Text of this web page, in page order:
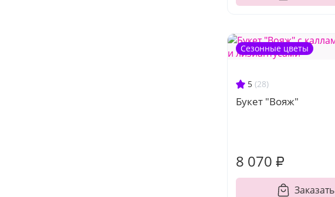
5 (28)
Букет "Вояж"
8 070 ₽
Заказать
Сезонные цветы